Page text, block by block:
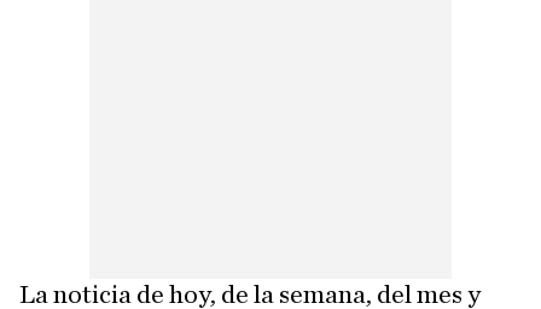
La noticia de hoy, de la semana, del mes y